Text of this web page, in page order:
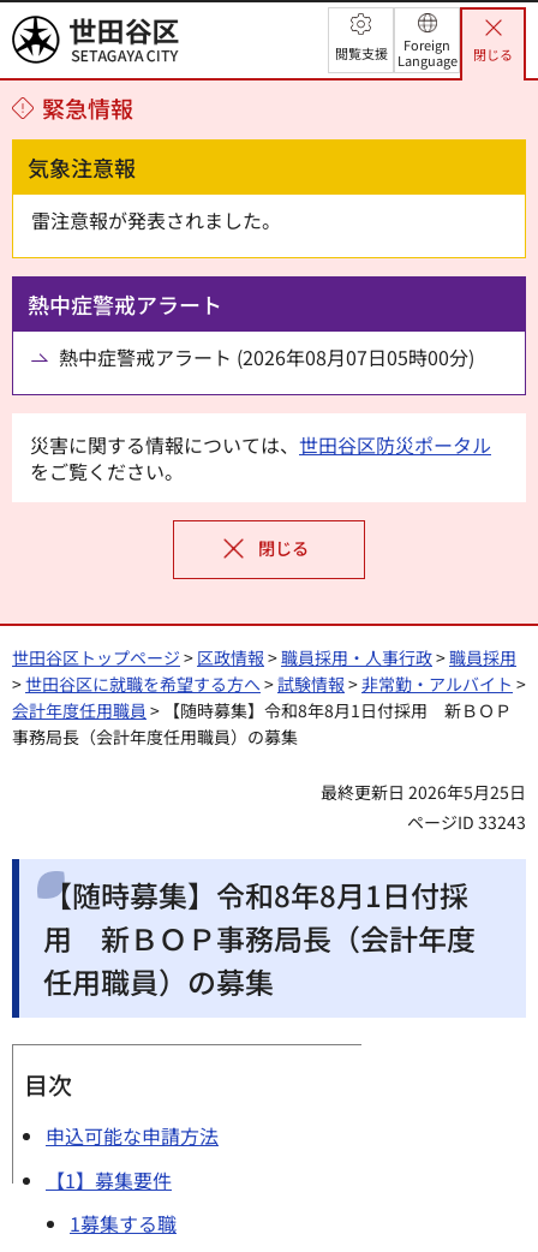
世田谷区 閲覧支援
Foreign
Language
閉じる
緊急情報
気象注意報
雷注意報が発表されました。
熱中症警戒アラート
熱中症警戒アラート (2026年08月07日05時00分)
災害に関する情報については、 世田谷区防災ポータル
をご覧ください。
閉じる
世田谷区トップページ > 区政情報 >職員採用・人事行政>職員採用
>世田谷区に就職を希望する方へ >試験情報 >非常勤・アルバイト >
会計年度任用職員 > 【随時募集】令和8年8月1日付採用 新ＢＯＰ
事務局長（会計年度任用職員）の募集
最終更新日 2026年5月25日
ページID 33243
【随時募集】令和8年8月1日付採
用 新ＢＯＰ事務局長（会計年度
任用職員）の募集
目次
申込可能な申請方法
【1】募集要件
1募集する職